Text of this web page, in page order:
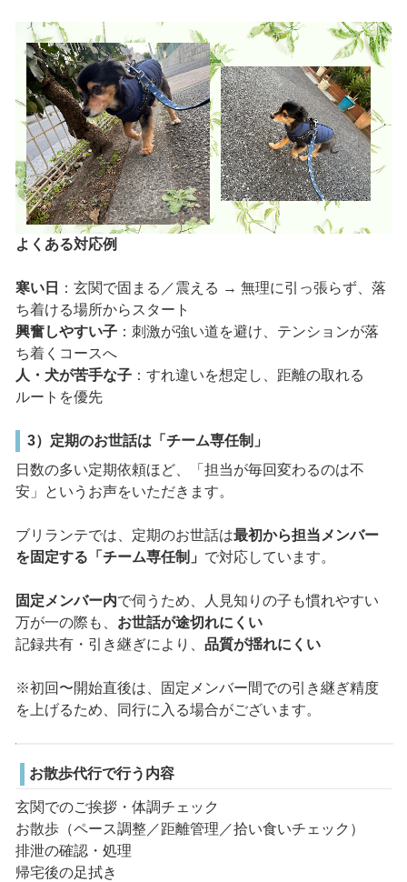
よくある対応例
寒い日
：玄関で固まる／震える → 無理に引っ張らず、落
ち着ける場所からスタート
興奮しやすい子：刺激が強い道を避け、テンションが落
ち着くコースへ
人・犬が苦手な子：すれ違いを想定し、距離の取れる
ルートを優先
3）定期のお世話は「チーム専任制」
日数の多い定期依頼ほど、「担当が毎回変わるのは不
安」というお声をいただきます。
ブリランテでは、定期のお世話は最初から担当メンバー
を固定する「チーム専任制」 で対応しています。
固定メンバー内で伺うため、人見知りの子も慣れやすい
万が一の際も、 お世話が途切れにくい
記録共有・引き継ぎにより、 品質が揺れにくい
※初回〜開始直後は、固定メンバー間での引き継ぎ精度
を上げるため、同行に入る場合がございます。
お散歩代行で行う内容
玄関でのご挨拶・体調チェック
お散歩（ペース調整／距離管理／拾い食いチェック）
排泄の確認・処理
帰宅後の足拭き